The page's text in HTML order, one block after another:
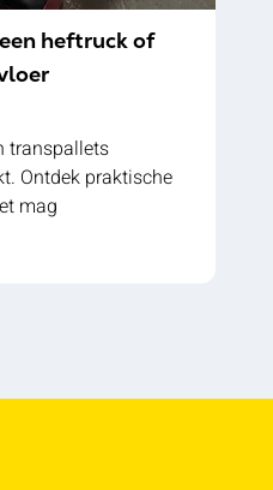
heftruck of
transpallets
Ontdek praktische
mag